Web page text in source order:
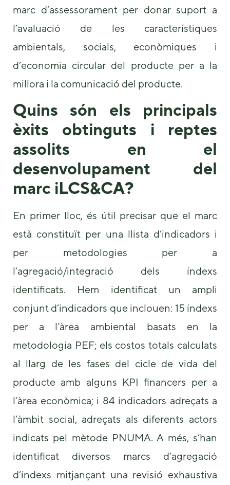
marc d’assessorament per donar suport a
l’avaluació de les característiques
ambientals, socials, econòmiques i
d’economia circular del producte per a la
millora i la comunicació del producte.
Quins són els principals
èxits obtinguts i reptes
assolits en el
desenvolupament del
marc iLCS&CA?
En primer lloc, és útil precisar que el marc
està constituït per una llista d’indicadors i
per metodologies per a
l’agregació/integració dels índexs
identificats. Hem identificat un ampli
conjunt d’indicadors que inclouen: 15 índexs
per a l’àrea ambiental basats en la
metodologia PEF; els costos totals calculats
al llarg de les fases del cicle de vida del
producte amb alguns KPI financers per a
l’àrea econòmica; i 84 indicadors adreçats a
l’àmbit social, adreçats als diferents actors
indicats pel mètode PNUMA. A més, s’han
identificat diversos marcs d’agregació
d’índexs mitjançant una revisió exhaustiva
structure,
based on
website is
Experience
In order for
our website
to perform
as well as
during your
visit. If you
refuse these
cookies,
will
from the
By sharing
your
interests and
behavior as
site, you
chance of
personalized
content and
offers.